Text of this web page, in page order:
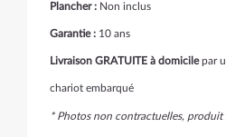
Plancher : Non inclus
Garantie : 10 ans
Livraison GRATUITE à domicilepar
chariot embarqué
* Photos non contractuelles, produit